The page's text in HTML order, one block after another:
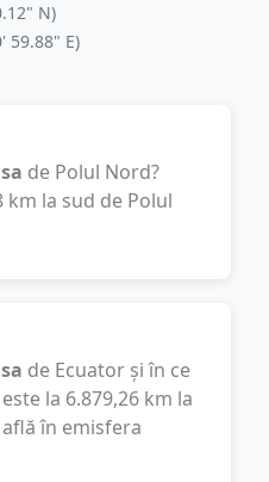
N)
59.88" E)
de Polul Nord?
km la sud de Polul
de Ecuator și în ce
este la 6.879,26 km la
în emisfera